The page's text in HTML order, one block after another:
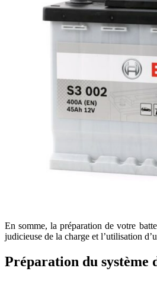
En somme, la préparation de votre
judicieuse de la charge et l’utilisation
Préparation du système